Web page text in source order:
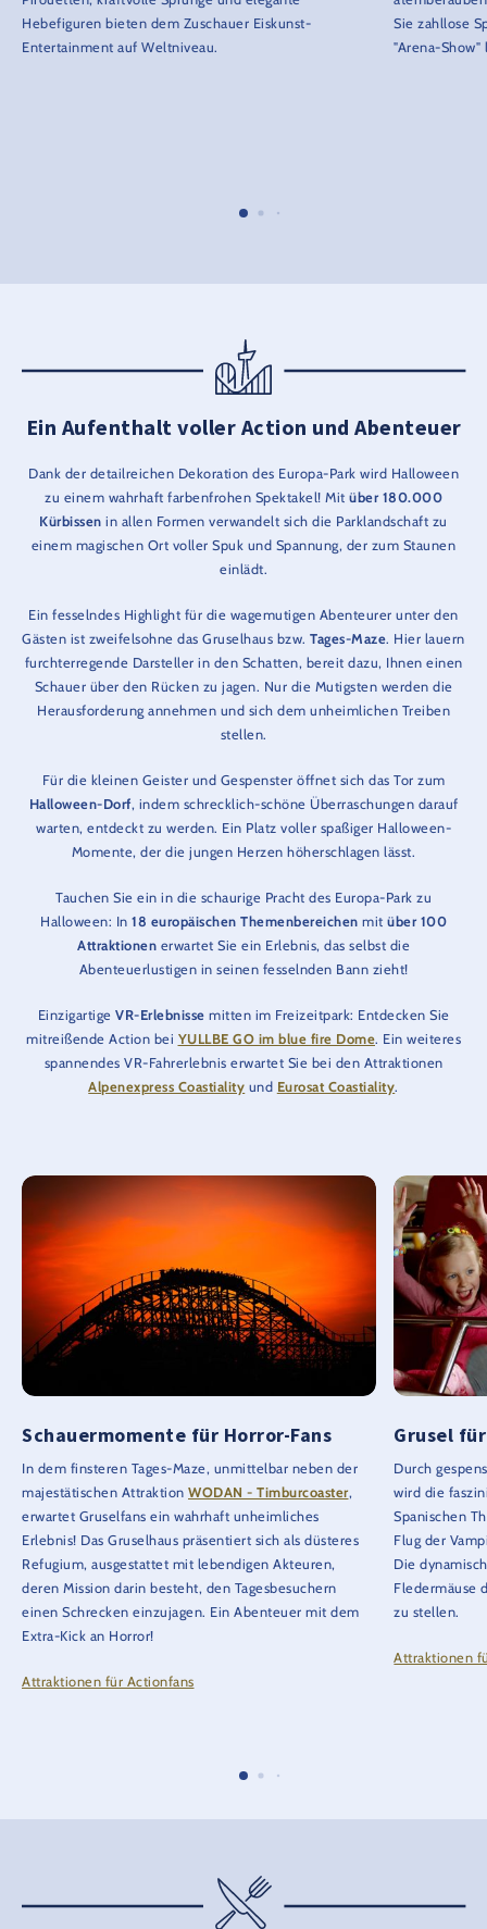
Hebefiguren bieten dem Zuschauer Eiskunst-
Entertainment auf Weltniveau.
Sie zahllose
"Arena-
Ein Aufenthalt voller Action und Abenteuer
Dank der detailreichen Dekoration des Europa-Park wird Halloween
zu einem wahrhaft farbenfrohen Spektakel! Mit über 180.000
Kürbissen in allen Formen verwandelt sich die Parklandschaft zu
einem magischen Ort voller Spuk und Spannung, der zum Staunen
einlädt.
Ein fesselndes Highlight für die wagemutigen Abenteurer unter den
Gästen ist zweifelsohne das Gruselhaus bzw.Tages-Maze. Hier lauern
furchterregende Darsteller in den Schatten, bereit dazu, Ihnen einen
Schauer über den Rücken zu jagen. Nur die Mutigsten werden die
Herausforderung annehmen und sich dem unheimlichen Treiben
stellen.
Für die kleinen Geister und Gespenster öffnet sich das Tor zum
Halloween-Dorf, indem schrecklich-schöne Überraschungen darauf
warten, entdeckt zu werden. Ein Platz voller spaßiger Halloween-
Momente, der die jungen Herzen höherschlagen lässt.
Tauchen Sie ein in die schaurige Pracht des Europa-Park zu
Halloween: In 18 europäischen Themenbereichen mit über 100
Attraktionen erwartet Sie ein Erlebnis, das selbst die
Abenteuerlustigen in seinen fesselnden Bann zieht!
Einzigartige VR-Erlebnisse mitten im Freizeitpark: Entdecken Sie
mitreißende Action bei YULLBE GO im blue fire Dome. Ein weiteres
spannendes VR-Fahrerlebnis erwartet Sie bei den Attraktionen
Alpenexpress Coastiality und Eurosat Coastiality.
Schauermomente für Horror-Fans
In dem finsteren Tages-Maze, unmittelbar neben der
majestätischen Attraktion WODAN - Timburcoaster,
erwartet Gruselfans ein wahrhaft unheimliches
Erlebnis! Das Gruselhaus präsentiert sich als düsteres
Refugium, ausgestattet mit lebendigen Akteuren,
deren Mission darin besteht, den Tagesbesuchern
einen Schrecken einzujagen. Ein Abenteuer mit dem
Extra-Kick an Horror!
Attraktionen für Actionfans
Grusel
Durch
wird die
Spanischen
Flug der
Die
Fledermäuse
zu stellen.
Attraktionen